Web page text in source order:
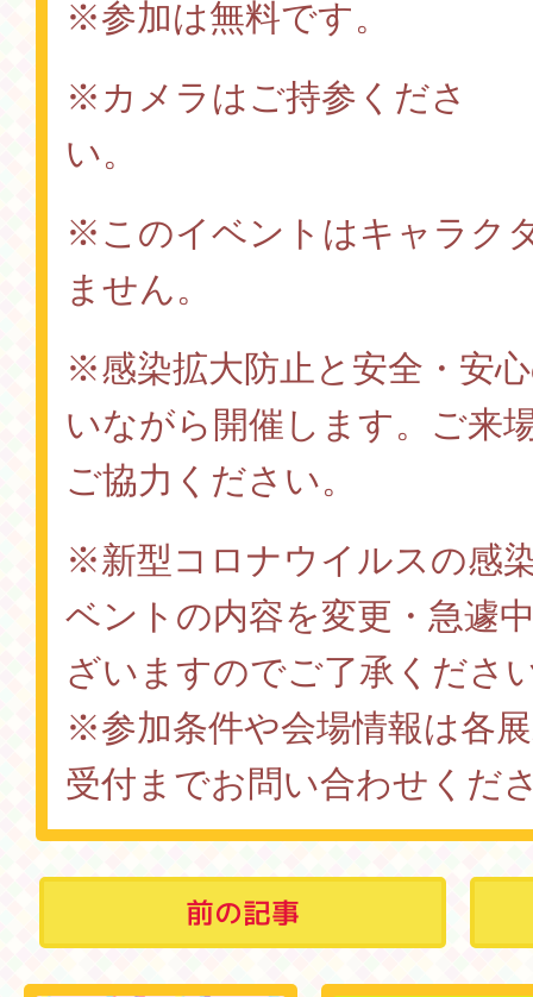
※参加は無料です。
※カメラはご持参くださ
い
※このイベントはキャラク
ません。
※感染拡大防止と安全・安
いながら開催します。ご来
ご協力ください。
※新型コロナウイルスの感
ベントの内容を変更・急遽
ざいますのでご了承くださ
※参加条件や会場情報は各
受付までお問い合わせくだ
前の記事